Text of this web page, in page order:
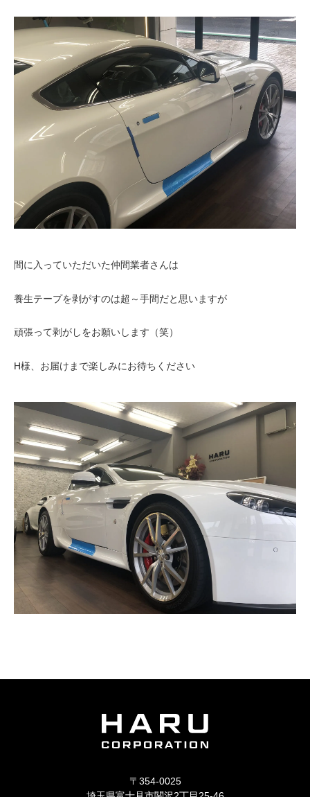
間に入っていただいた仲間業者さんは
養生テープを剥がすのは超～手間だと思いますが
頑張って剥がしをお願いします（笑）
H様、お届けまで楽しみにお待ちください
〒354-0025